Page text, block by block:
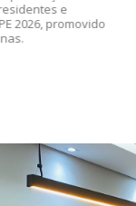
e
2026, promovido